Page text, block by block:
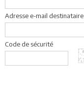
Adresse e-mail destinataire
Code de sécurité